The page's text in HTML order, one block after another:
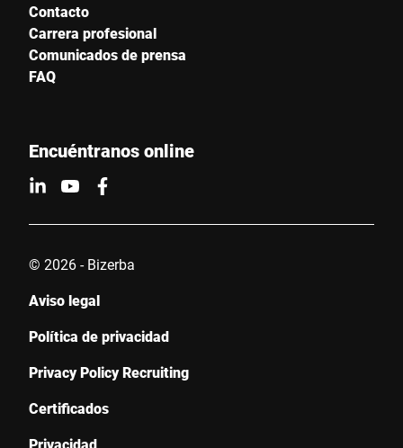
Contacto
Carrera profesional
Comunicados de prensa
FAQ
Encuéntranos online
© 2026 - Bizerba
Aviso legal
Política de privacidad
Privacy Policy Recruiting
Certificados
Privacidad